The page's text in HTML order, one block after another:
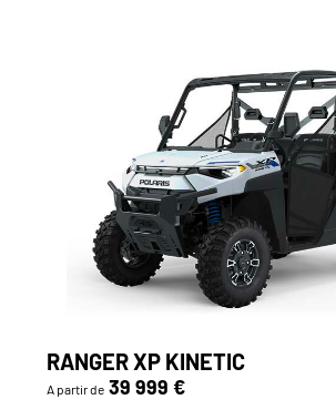
RANGER XP KINETIC
A partir de 39 999 €